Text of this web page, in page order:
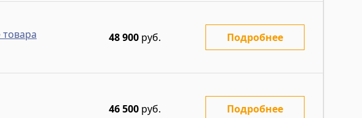
48 900 руб. Подробнее
46 500 руб. Подробнее